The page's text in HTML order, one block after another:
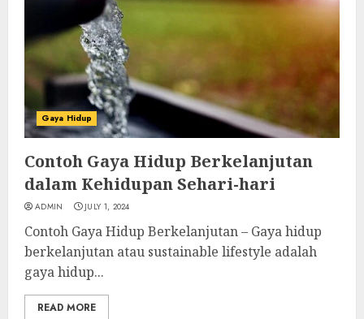
Gaya Hidup
Contoh Gaya Hidup Berkelanjutan
dalam Kehidupan Sehari-hari
ADMIN JULY 1, 2024
Contoh Gaya Hidup Berkelanjutan – Gaya hidup
berkelanjutan atau sustainable lifestyle adalah
gaya hidup...
READ MORE